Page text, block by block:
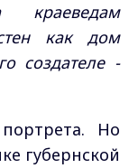
краеведам
как дом
создателе -
Но
губернской